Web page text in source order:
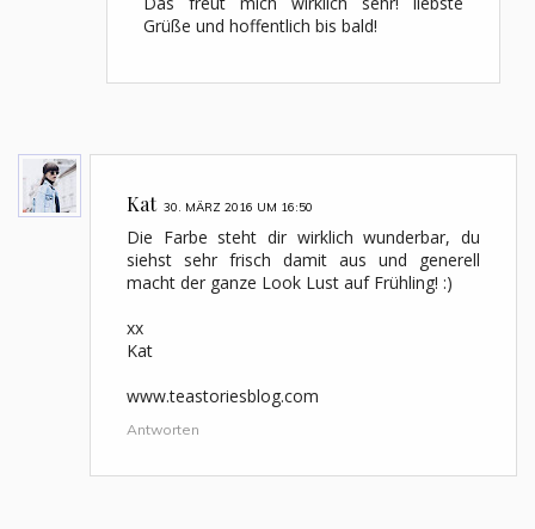
Grüße und hoffentlich bis bald!
Kat 30. MÄRZ 2016 UM 16:50
Die Farbe steht dir wirklich wunderbar, du
siehst sehr frisch damit aus und generell
macht der ganze Look Lust auf Frühling! :)
xx
Kat
www.teastoriesblog.com
Antworten